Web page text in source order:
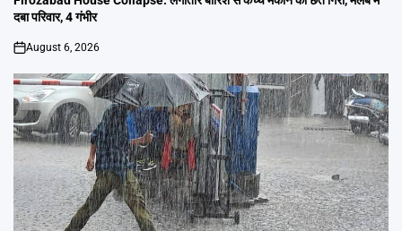
दबा परिवार, 4 गंभीर
on
August 6, 2026